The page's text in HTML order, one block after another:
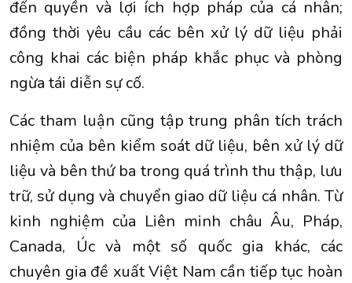
đến quyền và lợi ích hợp pháp của cá nhân;
đồng thời yêu cầu các bên xử lý dữ liệu phải
công khai các biện pháp khắc phục và phòng
ngừa tái diễn sự cố.
Các tham luận cũng tập trung phân tích trách
nhiệm của bên kiểm soát dữ liệu, bên xử lý dữ
liệu và bên thứ ba trong quá trình thu thập, lưu
trữ, sử dụng và chuyển giao dữ liệu cá nhân. Từ
kinh nghiệm của Liên minh châu Âu, Pháp,
Canada, Úc và một số quốc gia khác, các
chuyên gia đề xuất Việt Nam cần tiếp tục hoàn